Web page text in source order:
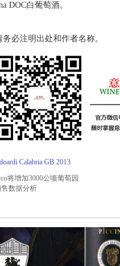
DOC白葡萄酒。
必注明出处和作者名称。
Calabria GB 2013
将增加3000公顷葡萄园
数据分析